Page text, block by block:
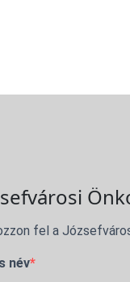
fel a
név